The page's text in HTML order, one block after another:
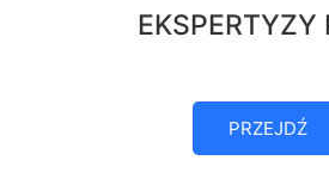
EKSPERTYZY
PRZEJDŹ